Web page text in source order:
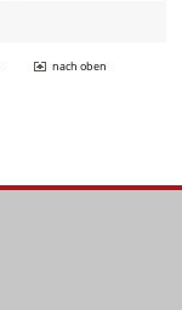
nach oben